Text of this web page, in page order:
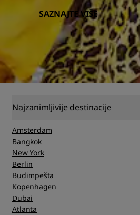
SAZNAJTE VIŠE
Najzanimljivije destinacije
Amsterdam
Bangkok
New York
Berlin
Budimpešta
Kopenhagen
Dubai
Atlanta